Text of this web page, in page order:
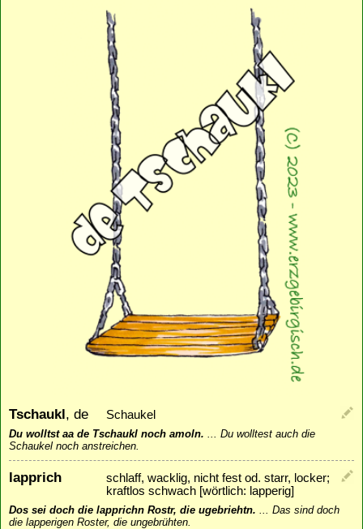
Tschaukl, de Schaukel
Du wolltst aa de Tschaukl noch amoln.
Du wolltest auch die
Schaukel noch anstreichen.
lapprich
schlaff, wacklig, nicht fest od. starr, locker;
kraftlos schwach [wörtlich: lapperig]
Dos sei doch die lapprichn Rostr, die ugebriehtn.
Das sind doch
die lapperigen Roster, die ungebrühten.